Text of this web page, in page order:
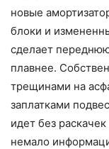
новые
блоки и
сделает
плавнее.
трещинами на
заплатками
идет без
немало